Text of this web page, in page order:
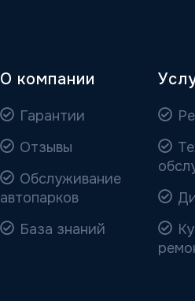
О компании
Гарантии
Отзывы
Обслуживание
автопарков
База знаний